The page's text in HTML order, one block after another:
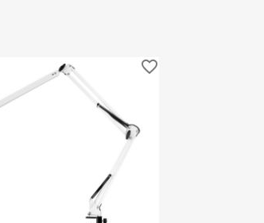
favorite_border